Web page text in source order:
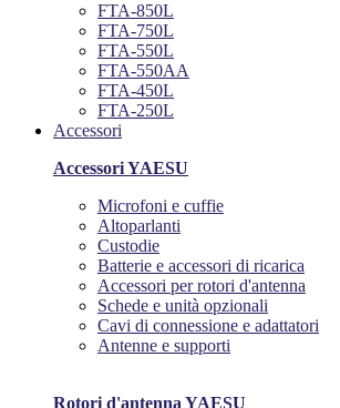
FTA-850L
FTA-750L
FTA-550L
FTA-550AA
FTA-450L
FTA-250L
Accessori
Accessori YAESU
Microfoni e cuffie
Altoparlanti
Custodie
Batterie e accessori di ricarica
Accessori per rotori d'antenna
Schede e unità opzionali
Cavi di connessione e adattatori
Antenne e supporti
Rotori d'antenna YAESU